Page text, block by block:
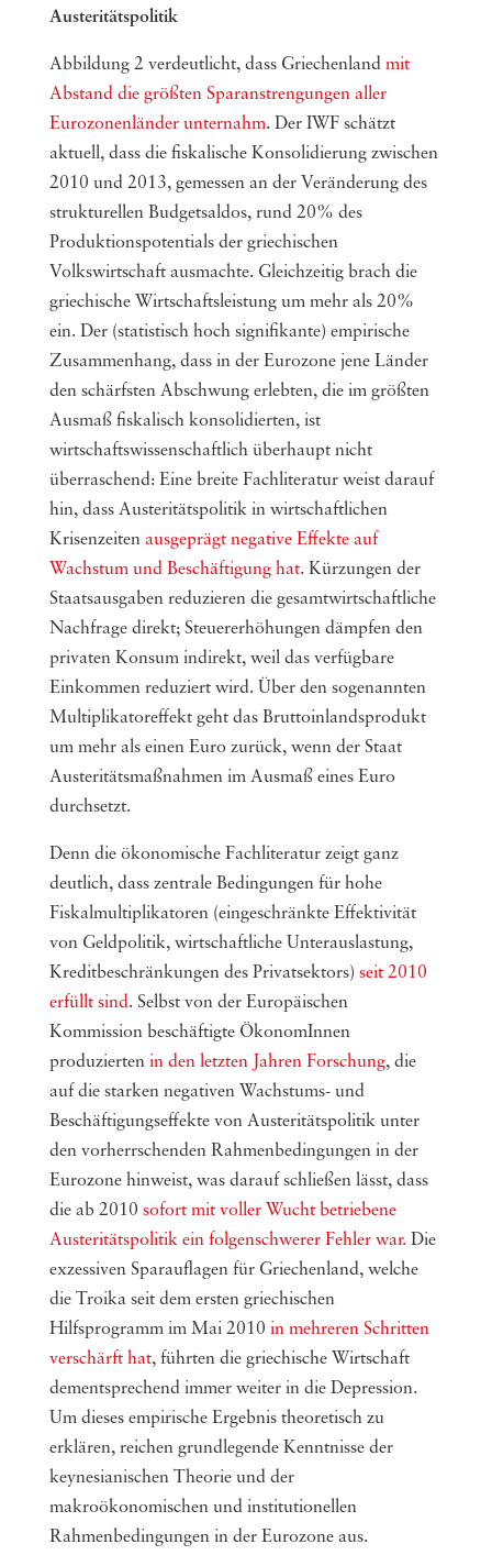
Austeritätspolitik
Abbildung 2 verdeutlicht, dass Griechenland mit
Abstand die größten Sparanstrengungen aller
Eurozonenländer unternahm. Der IWF schätzt
aktuell, dass die fiskalische Konsolidierung zwischen
2010 und 2013, gemessen an der Veränderung des
strukturellen Budgetsaldos, rund 20% des
Produktionspotentials der griechischen
Volkswirtschaft ausmachte. Gleichzeitig brach die
griechische Wirtschaftsleistung um mehr als 20%
ein. Der (statistisch hoch signifikante) empirische
Zusammenhang, dass in der Eurozone jene Länder
den schärfsten Abschwung erlebten, die im größten
Ausmaß fiskalisch konsolidierten, ist
wirtschaftswissenschaftlich überhaupt nicht
überraschend: Eine breite Fachliteratur weist darauf
hin, dass Austeritätspolitik in wirtschaftlichen
Krisenzeiten ausgeprägt negative Effekte auf
Wachstum und Beschäftigung hat. Kürzungen der
Staatsausgaben reduzieren die gesamtwirtschaftliche
Nachfrage direkt; Steuererhöhungen dämpfen den
privaten Konsum indirekt, weil das verfügbare
Einkommen reduziert wird. Über den sogenannten
Multiplikatoreffekt geht das Bruttoinlandsprodukt
um mehr als einen Euro zurück, wenn der Staat
Austeritätsmaßnahmen im Ausmaß eines Euro
durchsetzt.
Denn die ökonomische Fachliteratur zeigt ganz
deutlich, dass zentrale Bedingungen für hohe
Fiskalmultiplikatoren (eingeschränkte Effektivität
von Geldpolitik, wirtschaftliche Unterauslastung,
Kreditbeschränkungen des Privatsektors) seit 2010
erfüllt sind. Selbst von der Europäischen
Kommission beschäftigte ÖkonomInnen
produzierten in den letzten Jahren Forschung, die
auf die starken negativen Wachstums- und
Beschäftigungseffekte von Austeritätspolitik unter
den vorherrschenden Rahmenbedingungen in der
Eurozone hinweist, was darauf schließen lässt, dass
die ab 2010 sofort mit voller Wucht betriebene
Austeritätspolitik ein folgenschwerer Fehler war.Die
exzessiven Sparauflagen für Griechenland, welche
die Troika seit dem ersten griechischen
Hilfsprogramm im Mai 2010 in mehreren Schritten
verschärft hat, führten die griechische Wirtschaft
dementsprechend immer weiter in die Depression.
Um dieses empirische Ergebnis theoretisch zu
erklären, reichen grundlegende Kenntnisse der
keynesianischen Theorie und der
makroökonomischen und institutionellen
Rahmenbedingungen in der Eurozone aus.